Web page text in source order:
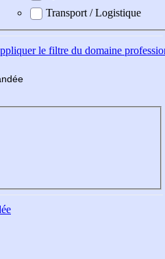
Transport / Logistique
le filtre du domaine